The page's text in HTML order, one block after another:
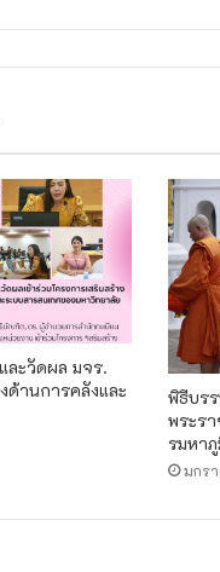
ละวัดผล มจร.
ด้านการคลังและ
พิธีบร
พระร
รมหา
มกร